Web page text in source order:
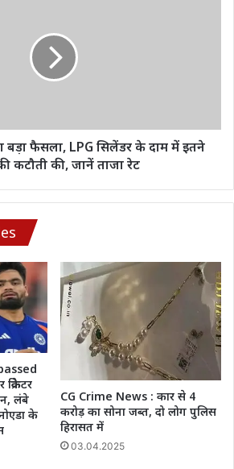
बड़ा फैसला, LPG सिलेंडर के दाम में इतने
कटौती की, जानें ताजा रेट
लंबे
के
CG Crime News : कार से 4
करोड़ का सोना जब्त, दो लोग पुलिस
हिरासत में
03.04.2025